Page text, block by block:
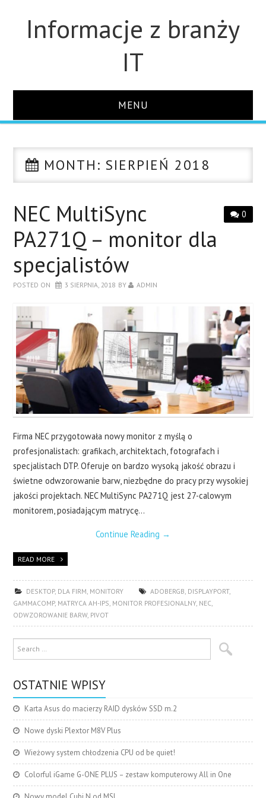
Informacje z branży
IT
MENU
DLA FIRM
MONITORY
LAPTOPY
SERWERY
O NAS
KONTAKT
MONTH:SIERPIEŃ 2018
0
NEC MultiSync
PA271Q – monitor dla
specjalistów
POSTED ON 3 SIERPNIA, 2018 BY ADMIN
Firma NEC przygotowała nowy monitor z myślą o
profesjonalistach: grafikach, architektach, fotografach i
specjalistach DTP. Oferuje on bardzo wysoką jakość obrazu i
świetne odwzorowanie barw, niezbędne do pracy przy wysokiej
jakości projektach. NEC MultiSync PA271Q jest 27-calowym
monitorem, posiadającym matrycę…
Continue Reading →
READ MORE
DESKTOP, DLA FIRM, MONITORY ADOBERGB, DISPLAYPORT,
GAMMACOMP, MATRYCA AH-IPS, MONITOR PROFESJONALNY, NEC,
ODWZOROWANIE BARW, PIVOT
OSTATNIE WPISY
Karta Asus do macierzy RAID dysków SSD m.2
Nowe dyski Plextor M8V Plus
Wieżowy system chłodzenia CPU od be quiet!
Colorful iGame G-ONE PLUS – zestaw komputerowy All in One